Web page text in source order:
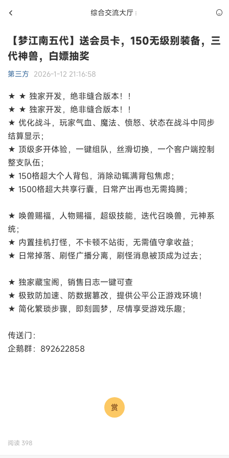
综合交流大厅
【梦江南五代】送会员卡，150无级别装备，三
代神兽，白嫖抽奖
第三方 2026-1-12 21:16:58
★ ★ 独家开发，绝非缝合版本！！
★ ★ 独家开发，绝非缝合版本！！
★ 优化战斗，玩家气血、魔法、愤怒、状态在战斗中同步
结算显示；
★ 顶级多开体验，一键组队，丝滑切换，一个客户端控制
整支队伍；
★ 150格超大个人背包，消除动辄满背包焦虑；
★ 1500格超大共享行囊，日常产出再也无需捣腾；
★ 唤兽赐福，人物赐福，超级技能，迭代召唤兽，元神系
统；
★ 内置挂机打怪，不卡顿不站街，无需值守拿收益；
★ 日常掉落、刷怪广播分离，刷怪消息被顶成为过去；
★ 独家藏宝阁，销售日志一键可查
★ 极致防加速、防数据篡改，提供公平公正游戏环境！
★ 简化繁琐步骤，即刻圆梦，尽情享受游戏乐趣；
传送门：
企鹅群：892622858
阅读 398